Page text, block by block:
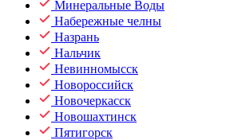
Минеральные Воды
Набережные челны
Назрань
Нальчик
Невинномысск
Новороссийск
Новочеркасск
Новошахтинск
Пятигорск